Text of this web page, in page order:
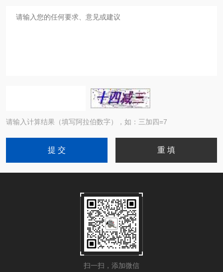
请输入计算结果（填写阿拉伯数字），如：三加四=7
扫一扫，添加微信